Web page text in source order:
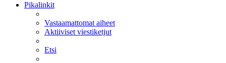
Pikalinkit
Vastaamattomat aiheet
Aktiiviset viestiketjut
Etsi